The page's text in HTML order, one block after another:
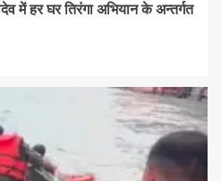
में हर घर तिरंगा अभियान के अन्तर्गत